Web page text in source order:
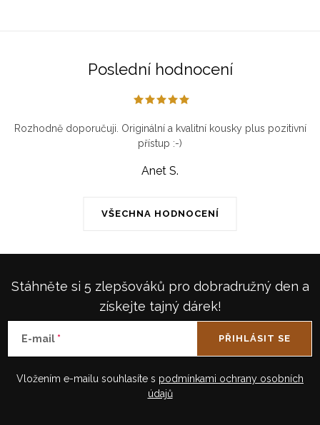
Poslední hodnocení
VŠECHNA HODNOCENÍ
Rozhodně doporučuji. Originální a kvalitní kousky plus pozitivní
přístup :-)
Anet S.
Stáhněte si 5 zlepšováků pro dobradružný den a
získejte tajný dárek!
E-mail
Vložením e-mailu souhlasíte s podmínkami ochrany osobních
údajů
PŘIHLÁSIT SE